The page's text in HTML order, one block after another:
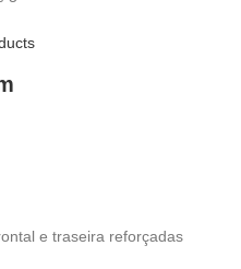
e traseira reforçadas